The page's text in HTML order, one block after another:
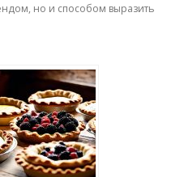
но и способом выразить